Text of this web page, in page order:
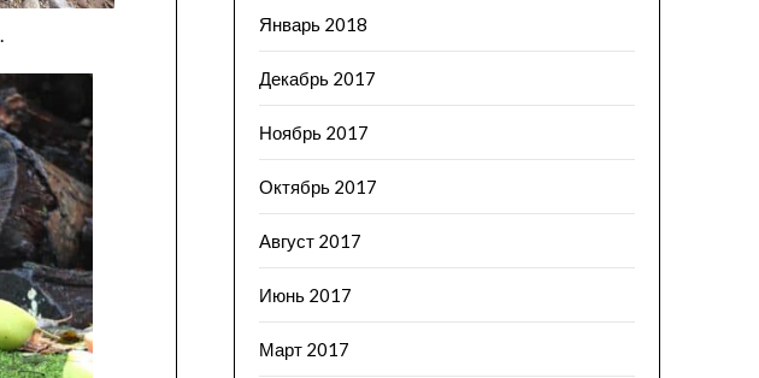
Январь 2018
Декабрь 2017
Ноябрь 2017
Октябрь 2017
Август 2017
Июнь 2017
Март 2017